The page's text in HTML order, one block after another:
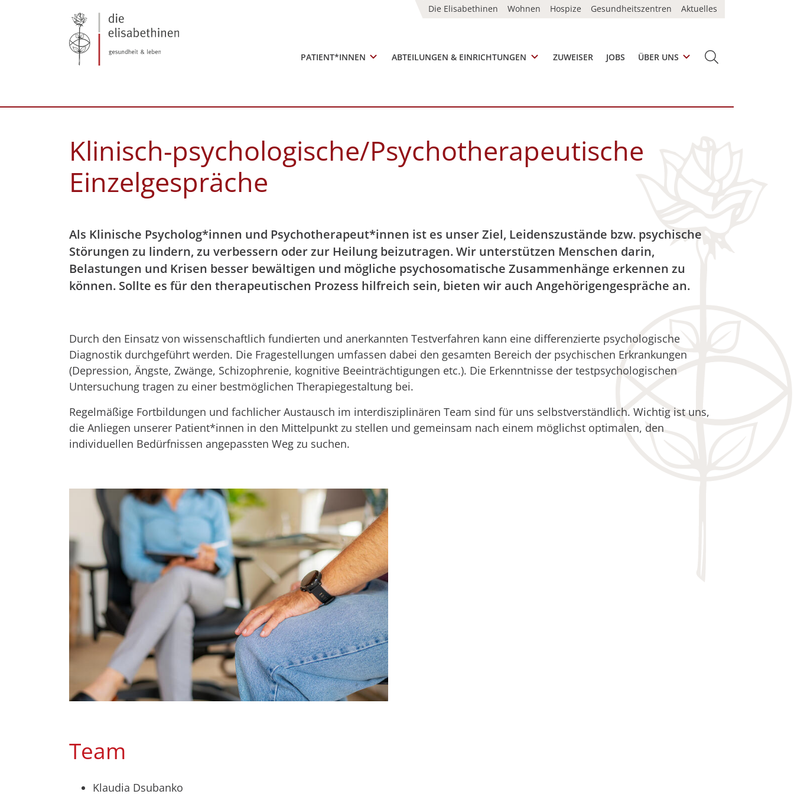
PATIENT*INNEN ABTEILUNGEN & EINRICHTUNGEN ZUWEISER JOBS ÜBER UNS SUCHE
Die Elisabethinen Wohnen Hospize Gesundheitszentren Aktuelles
Klinisch-psychologische/Psychotherapeutische
Einzelgespräche
Als Klinische Psycholog*innen und Psychotherapeut*innen ist es unser Ziel, Leidenszustände bzw. psychische
Störungen zu lindern, zu verbessern oder zur Heilung beizutragen. Wir unterstützen Menschen darin,
Belastungen und Krisen besser bewältigen und mögliche psychosomatische Zusammenhänge erkennen zu
können. Sollte es für den therapeutischen Prozess hilfreich sein, bieten wir auch Angehörigengespräche an.
Durch den Einsatz von wissenschaftlich fundierten und anerkannten Testverfahren kann eine differenzierte psychologische
Diagnostik durchgeführt werden. Die Fragestellungen umfassen dabei den gesamten Bereich der psychischen Erkrankungen
(Depression, Ängste, Zwänge, Schizophrenie, kognitive Beeinträchtigungen etc.). Die Erkenntnisse der testpsychologischen
Untersuchung tragen zu einer bestmöglichen Therapiegestaltung bei.
Regelmäßige Fortbildungen und fachlicher Austausch im interdisziplinären Team sind für uns selbstverständlich. Wichtig ist uns,
die Anliegen unserer Patient*innen in den Mittelpunkt zu stellen und gemeinsam nach einem möglichst optimalen, den
individuellen Bedürfnissen angepassten Weg zu suchen.
Team
Klaudia Dsubanko